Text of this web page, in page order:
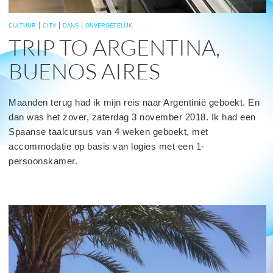
CULTUUR CITY DANS ONVERGETELIJK
TRIP TO ARGENTINA,
BUENOS AIRES
Maanden terug had ik mijn reis naar Argentinië geboekt. En
dan was het zover, zaterdag 3 november 2018. Ik had een
Spaanse taalcursus van 4 weken geboekt, met
accommodatie op basis van logies met een 1-
persoonskamer.
read
more